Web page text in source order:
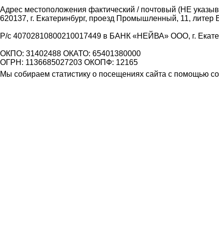
Адрес местоположения фактический / почтовый (НЕ
620137, г. Екатеринбург, проезд Промышленный, 11, литер
Р/с 40702810800210017449 в БАНК «НЕЙВА» ООО, г.
ОКПО: 31402488 ОКАТО: 65401380000
ОГРН: 1136685027203 ОКОПФ: 12165
Мы собираем статистику о посещениях сайта с помощью